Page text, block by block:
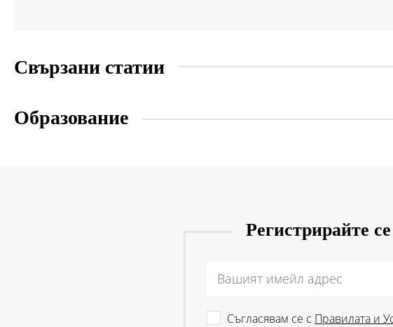
Свързани статии
Образование
Регистрирайте
Съгласявам се с Правилата и